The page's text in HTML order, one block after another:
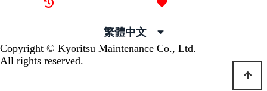
繁體中文
Copyright © Kyoritsu Maintenance Co., Ltd.
All rights reserved.